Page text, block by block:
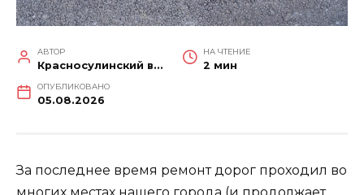
АВТОР
Красносулинский вестник
НА ЧТЕНИЕ
2 мин
ОПУБЛИКОВАНО
05.08.2026
За последнее время ремонт дорог проходил во